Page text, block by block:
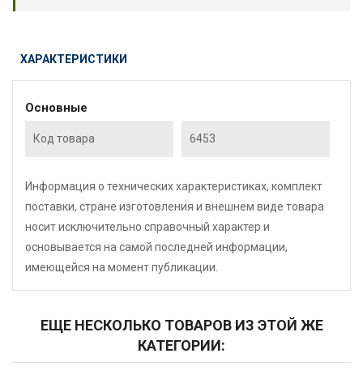
ХАРАКТЕРИСТИКИ
Основные
Код товара 6453
Информация о технических характеристиках, комплект
поставки, стране изготовления и внешнем виде товара
носит исключительно справочный характер и
основывается на самой последней информации,
имеющейся на момент публикации.
ЕЩЕ НЕСКОЛЬКО ТОВАРОВ ИЗ ЭТОЙ ЖЕ
КАТЕГОРИИ: